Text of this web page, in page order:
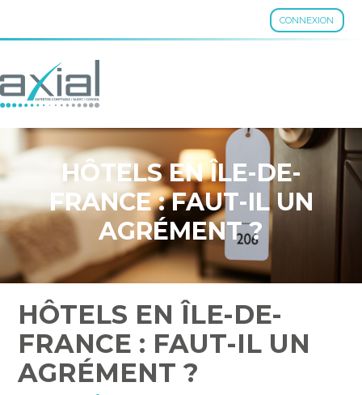
CONNEXION
Aller
au
HÔTELS EN ÎLE-DE-
FRANCE : FAUT-IL UN
AGRÉMENT ?
HÔTELS EN ÎLE-DE-
FRANCE : FAUT-IL UN
AGRÉMENT ?